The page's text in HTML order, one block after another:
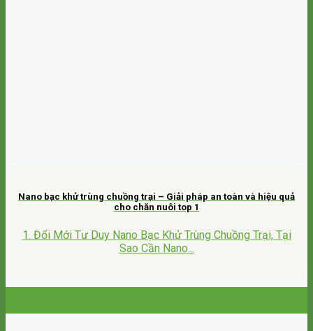
Nano bạc khử trùng chuồng trại – Giải pháp an toàn và hiệu quả
cho chăn nuôi top 1
1. Đổi Mới Tư Duy Nano Bạc Khử Trùng Chuồng Trại, Tại
Sao Cần Nano...